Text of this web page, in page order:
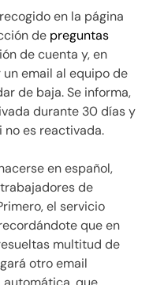
en la página
de preguntas
de cuenta y, en
email al equipo de
de baja. Se informa,
durante 30 días y
no es reactivada.
en español,
de
el servicio
que en
multitud de
otro email